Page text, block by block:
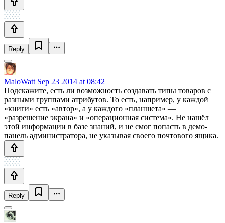
Reply
MaloWatt Sep 23 2014 at 08:42
Подскажите, есть ли возможность создавать типы товаров с
разными группами атрибутов. То есть, например, у каждой
«книги» есть «автор», а у каждого «планшета» —
«разрешение экрана» и «операционная система». Не нашёл
этой информации в базе знаний, и не смог попасть в демо-
панель администратора, не указывая своего почтового ящика.
Reply